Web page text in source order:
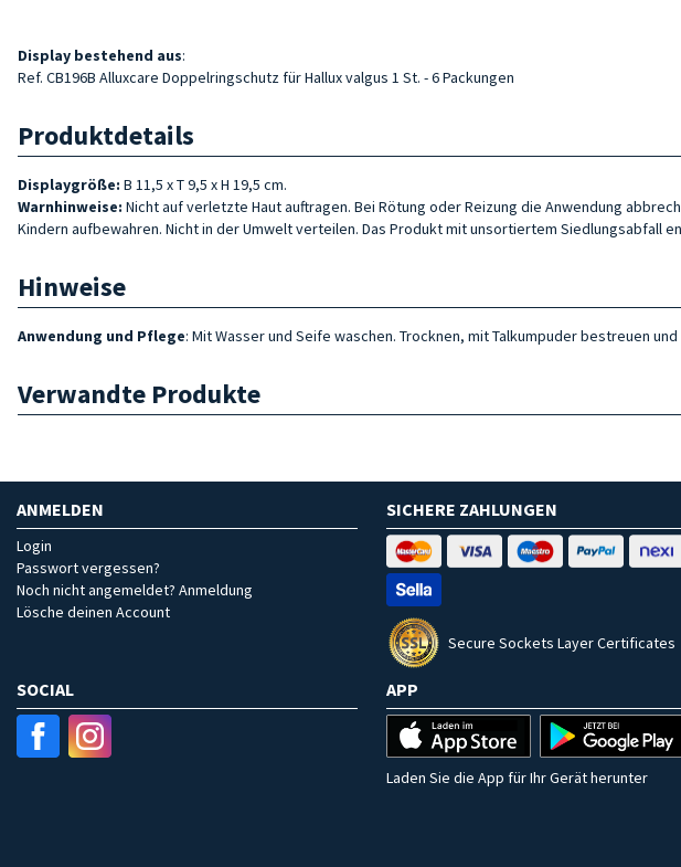
Display bestehend aus:
Ref. CB196B Alluxcare Doppelringschutz für Hallux valgus 1 St. - 6 Packungen
Produktdetails
Displaygröße: B 11,5 x T 9,5 x H 19,5 cm.
Warnhinweise: Nicht auf verletzte Haut auftragen. Bei Rötung oder Reizung die Anwendung
Kindern aufbewahren. Nicht in der Umwelt verteilen. Das Produkt mit unsortiertem Siedlungsabfall
Hinweise
Anwendung und Pflege: Mit Wasser und Seife waschen. Trocknen, mit Talkumpuder bestreuen
Verwandte Produkte
ANMELDEN
Login
Passwort vergessen?
Noch nicht angemeldet? Anmeldung
Lösche deinen Account
SICHERE ZAHLUNGEN
Secure Sockets Layer Certificates
SOCIAL APP
Laden Sie die App für Ihr Gerät herunter